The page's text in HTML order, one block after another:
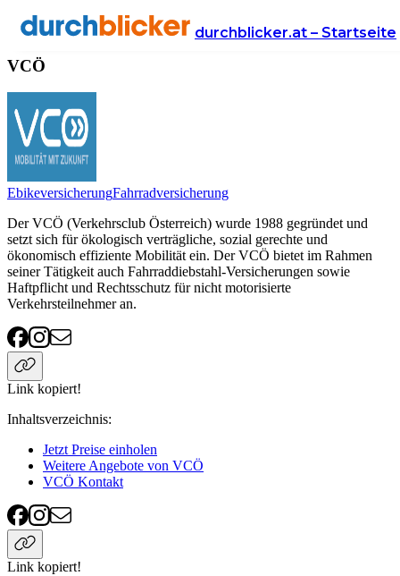
durchblicker.at – Startseite
Anbieter Versicherung VCÖ
VCÖ
EbikeversicherungFahrradversicherung
Der VCÖ (Verkehrsclub Österreich) wurde 1988 gegründet und
setzt sich für ökologisch verträgliche, sozial gerechte und
ökonomisch effiziente Mobilität ein. Der VCÖ bietet im Rahmen
seiner Tätigkeit auch Fahrraddiebstahl-Versicherungen sowie
Haftpflicht und Rechtsschutz für nicht motorisierte
Verkehrsteilnehmer an.
Link kopiert!
Inhaltsverzeichnis:
Jetzt Preise einholen
Weitere Angebote von VCÖ
VCÖ Kontakt
Link kopiert!